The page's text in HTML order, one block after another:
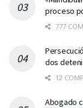
proceso
777
dos
12
Abogado